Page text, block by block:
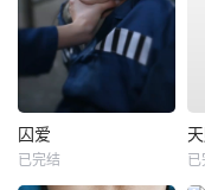
囚爱
已完结 已